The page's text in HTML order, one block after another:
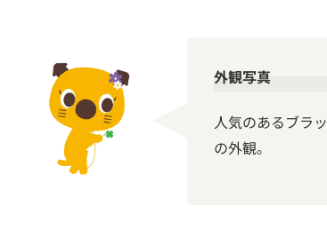
外観写真
人気のあるブラ
の外観。